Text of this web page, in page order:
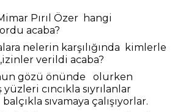
Pırıl Özer hangi
acaba?
nelerin karşılığında kimlerle
verildi acaba?
gözü önünde olurken
cıncıkla sıyrılanlar
sıvamaya çalışıyorlar.